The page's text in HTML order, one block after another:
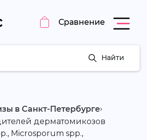
Сравнение
Найти
в Санкт-Петербурге›
дерматомикозов
Microsporum spp.,